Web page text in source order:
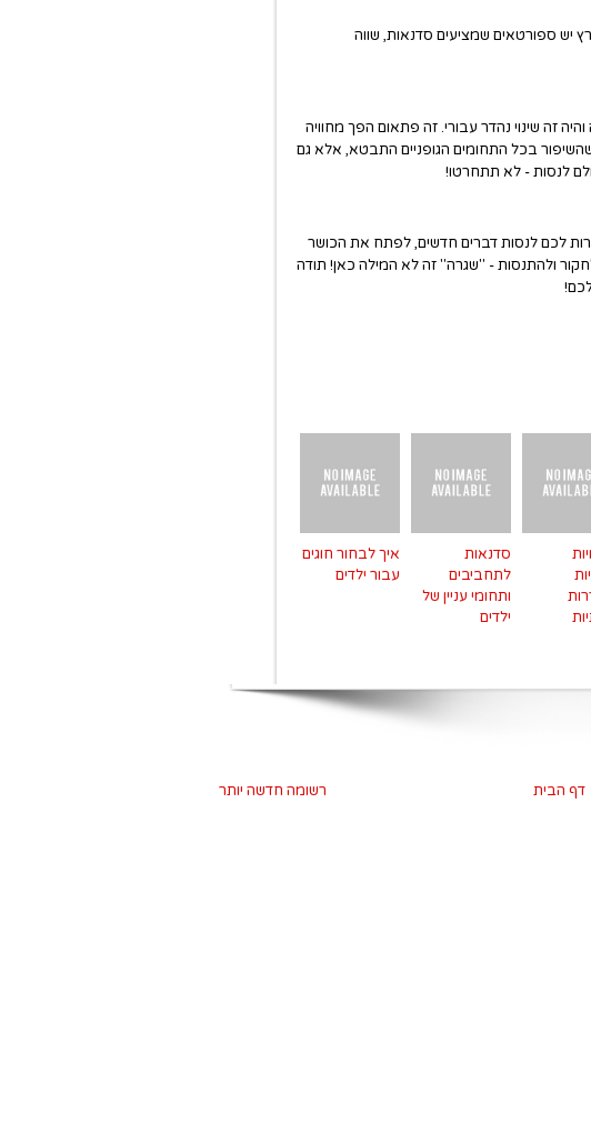
יש ספורטאים שמציעים סדנאות, שווה
זה שינוי נהדר עבורי. זה פתאום הפך מחוויה
בכל התחומים הגופניים התבטא, אלא גם
לנסות - לא תתחרטו!
לכם לנסות דברים חדשים, לפתח את הכושר
ולהתנסות - "שגרה" זה לא המילה כאן! תודה
איך לבחור חוגים
עבור ילדים
סדנאות
לתחביבים
ותחומי עניין של
ילדים
רשומה חדשה יותר דף הבית